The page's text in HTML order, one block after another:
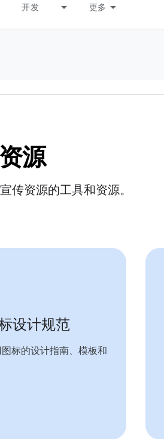
开发 更多
源
传资源的工具和资源。
设计规范
标的设计指南、模板和